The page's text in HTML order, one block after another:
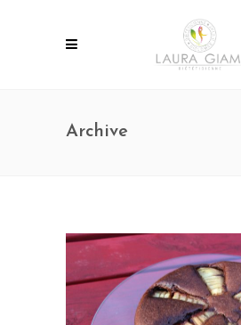
Archive